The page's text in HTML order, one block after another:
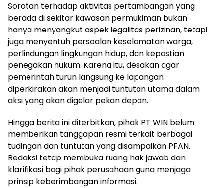
Sorotan terhadap aktivitas pertambangan yang
berada di sekitar kawasan permukiman bukan
hanya menyangkut aspek legalitas perizinan, tetapi
juga menyentuh persoalan keselamatan warga,
perlindungan lingkungan hidup, dan kepastian
penegakan hukum. Karena itu, desakan agar
pemerintah turun langsung ke lapangan
diperkirakan akan menjadi tuntutan utama dalam
aksi yang akan digelar pekan depan.
Hingga berita ini diterbitkan, pihak PT WIN belum
memberikan tanggapan resmi terkait berbagai
tudingan dan tuntutan yang disampaikan PFAN.
Redaksi tetap membuka ruang hak jawab dan
klarifikasi bagi pihak perusahaan guna menjaga
prinsip keberimbangan informasi.